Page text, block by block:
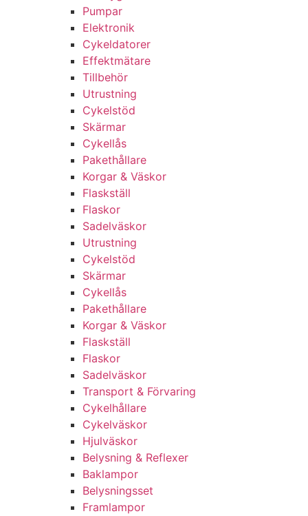
Pumpar
Elektronik
Cykeldatorer
Effektmätare
Tillbehör
Utrustning
Cykelstöd
Skärmar
Cykellås
Pakethållare
Korgar & Väskor
Flaskställ
Flaskor
Sadelväskor
Utrustning
Cykelstöd
Skärmar
Cykellås
Pakethållare
Korgar & Väskor
Flaskställ
Flaskor
Sadelväskor
Transport & Förvaring
Cykelhållare
Cykelväskor
Hjulväskor
Belysning & Reflexer
Baklampor
Belysningsset
Framlampor